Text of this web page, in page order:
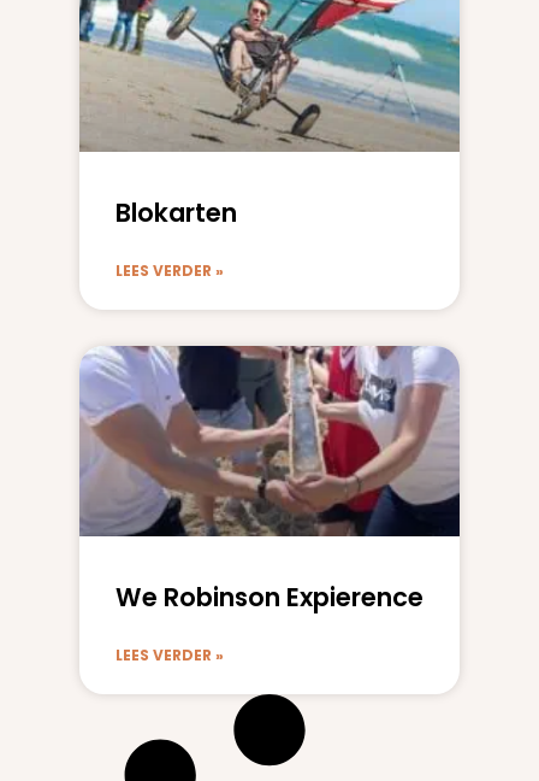
Blokarten
LEES VERDER »
We Robinson Expierence
LEES VERDER »